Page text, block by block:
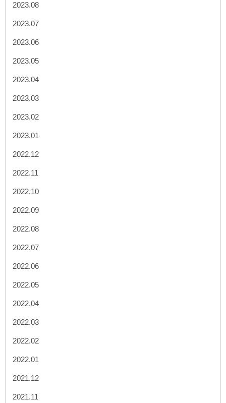
2023.08
2023.07
2023.06
2023.05
2023.04
2023.03
2023.02
2023.01
2022.12
2022.11
2022.10
2022.09
2022.08
2022.07
2022.06
2022.05
2022.04
2022.03
2022.02
2022.01
2021.12
2021.11